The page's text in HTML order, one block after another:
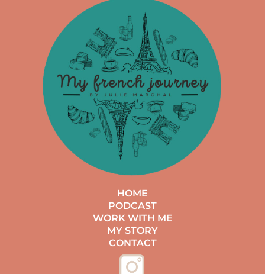
HOME
PODCAST
WORK WITH ME
MY STORY
CONTACT